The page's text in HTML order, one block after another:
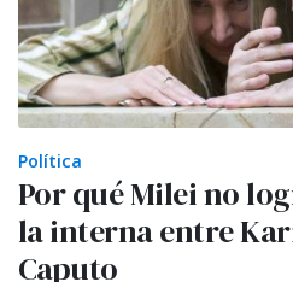
Política
Por qué Milei no
la interna entre
Caputo